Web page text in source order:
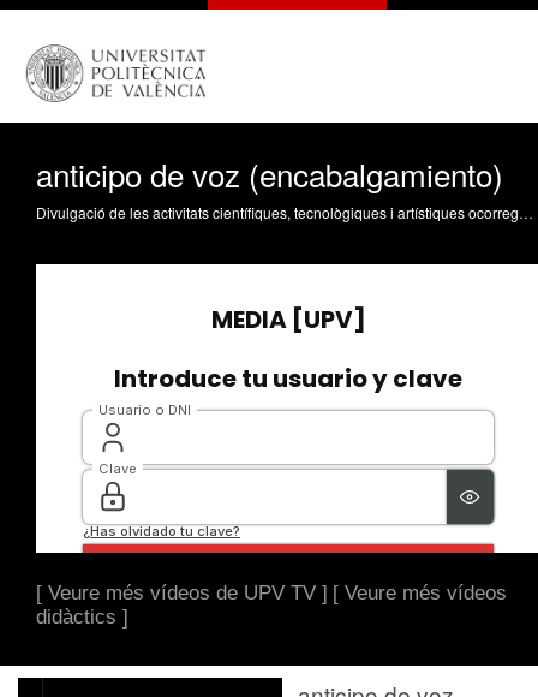
anticipo de voz (encabalgamiento)
Divulgació de les activitats científiques, tecnològiques i artístiques ocorregudes en els tres campus de la UPV
[ Veure més vídeos de UPV TV ] [ Veure més vídeos
didàctics ]